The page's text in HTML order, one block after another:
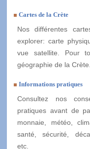
Cartes de la Crète
Nos différentes
explorer: carte
vue satellite. Pour
géographie de la Crète.
Informations pratiques
Consultez nos
pratiques avant de
monnaie, météo,
santé, sécurité,
etc.